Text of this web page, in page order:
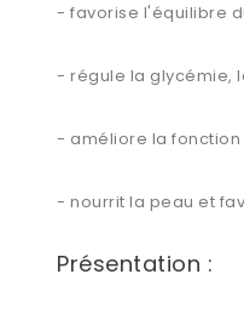
- favorise l'équilibre
- régule la glycémie,
- améliore la
- nourrit la peau et
Présentation :